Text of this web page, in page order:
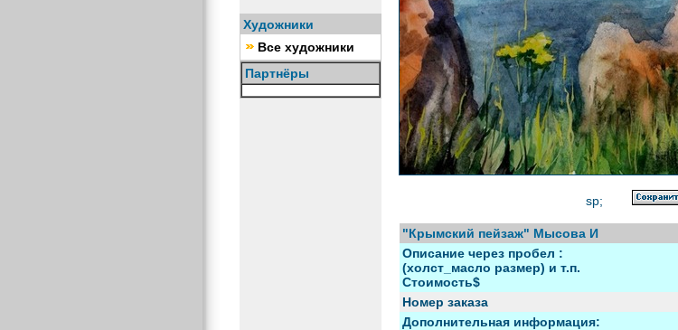
Художники
Все художники
Партнёры
sp;
"Крымский пейзаж" Мысова И
Описание через пробел :
(холст_масло размер) и т.п.
Стоимость$
Номер заказа
Дополнительная информация: